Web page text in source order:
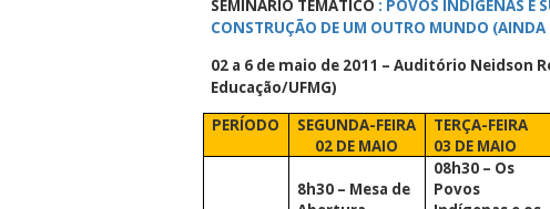
SEMINÁRIO TEMÁTICO : POVOS INDÍGENAS E
CONSTRUÇÃO DE UM OUTRO MUNDO (AINDA
02 a 6 de maio de 2011 – Auditório Neidson
Educação/UFMG)
PERÍODO
SEGUNDA-FEIRA
02 DE MAIO
TERÇA-FEIRA
03 DE MAIO
8h30 – Mesa de
08h30 – Os
Povos